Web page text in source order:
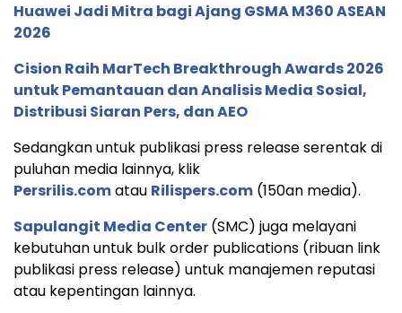
Huawei Jadi Mitra bagi Ajang GSMA M360 ASEAN
2026
Cision Raih MarTech Breakthrough Awards 2026
untuk Pemantauan dan Analisis Media Sosial,
Distribusi Siaran Pers, dan AEO
Sedangkan untuk publikasi press release serentak di
puluhan media lainnya, klik
Persrilis.comatau Rilispers.com (150an media).
Sapulangit Media Center (SMC) juga melayani
kebutuhan untuk bulk order publications (ribuan link
publikasi press release) untuk manajemen reputasi
atau kepentingan lainnya.